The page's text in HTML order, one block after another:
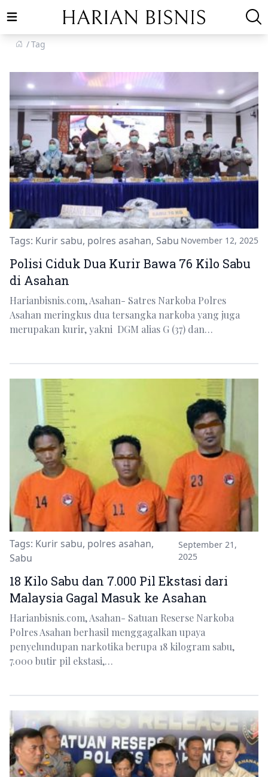
Open main menu
Tag
Tags: Kurir sabu, polres asahan, Sabu November 12, 2025
Polisi Ciduk Dua Kurir Bawa 76 Kilo Sabu
di Asahan
Harianbisnis.com, Asahan- Satres Narkoba Polres
Asahan meringkus dua tersangka narkoba yang juga
merupakan kurir, yakni DGM alias G (37) dan…
Tags: Kurir sabu, polres asahan,
Sabu
September 21,
2025
18 Kilo Sabu dan 7.000 Pil Ekstasi dari
Malaysia Gagal Masuk ke Asahan
Harianbisnis.com, Asahan- Satuan Reserse Narkoba
Polres Asahan berhasil menggagalkan upaya
penyelundupan narkotika berupa 18 kilogram sabu,
7.000 butir pil ekstasi,…